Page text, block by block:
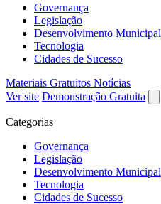
Governança
Legislação
Desenvolvimento Municipal
Tecnologia
Cidades de Sucesso
Materiais Gratuitos Notícias
Ver site Demonstração Gratuita
Categorias
Governança
Legislação
Desenvolvimento Municipal
Tecnologia
Cidades de Sucesso